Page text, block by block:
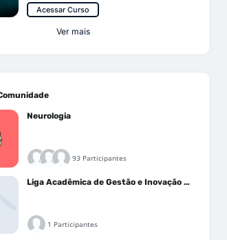
Acessar Curso
Ver mais
Neurologia
93 Participantes
Liga Acadêmica de Gestão e Inovação Médica - LAGIM
1 Participantes